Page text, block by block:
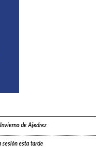
de Ajedrez
sesión esta tarde